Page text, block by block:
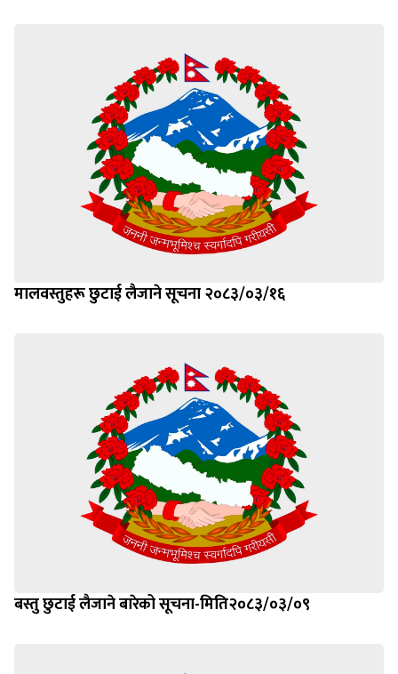
मालवस्तुहरू छुटाई लैजाने सूचना २०८३/०३/१६
बस्तु छुटाई लैजाने बारेको सूचना-मिति२०८३/०३/०९